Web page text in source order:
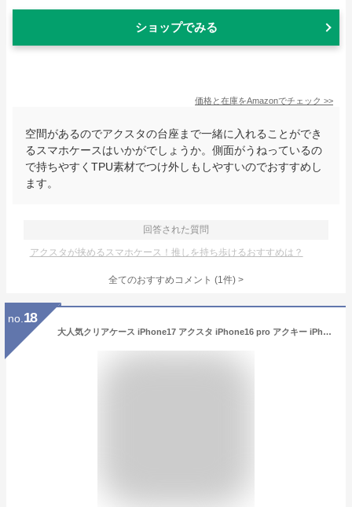
ショップでみる
価格と在庫をAmazonでチェック >>
空間があるのでアクスタの台座まで一緒に入れることができ
るスマホケースはいかがでしょうか。側面がうねっているの
で持ちやすくTPU素材でつけ外しもしやすいのでおすすめし
ます。
回答された質問
アクスタが挟めるスマホケース！推しを持ち歩けるおすすめは？
全てのおすすめコメント (1件) >
no. 18
大人気クリアケース iPhone17 アクスタ iPhone16 pro アクキー iPhone 15 ケース シャカシャカ iPhone13 mini カメラレンズ周りまで保護 iPhone15 うねうね ケース iPhone17 Airケース iPhone14 ケース スマホケース 韓国 おしゃれ クリア iPhone12 mini カバー 可愛い16e